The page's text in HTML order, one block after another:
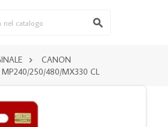

 CANON
MP240/250/480/MX330 CL